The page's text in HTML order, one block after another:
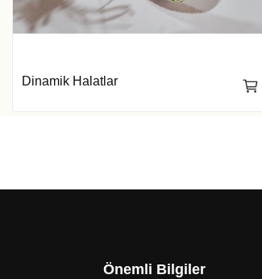
Dinamik Halatlar
Önemli Bilgiler